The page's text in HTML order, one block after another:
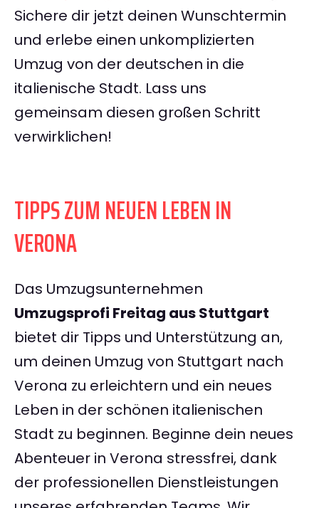
Sichere dir jetzt deinen Wunschtermin
und erlebe einen unkomplizierten
Umzug von der deutschen in die
italienische Stadt. Lass uns
gemeinsam diesen großen Schritt
verwirklichen!
TIPPS ZUM NEUEN LEBEN IN
VERONA
Das Umzugsunternehmen
Umzugsprofi Freitag aus Stuttgart
bietet dir Tipps und Unterstützung an,
um deinen Umzug von Stuttgart nach
Verona zu erleichtern und ein neues
Leben in der schönen italienischen
Stadt zu beginnen. Beginne dein neues
Abenteuer in Verona stressfrei, dank
der professionellen Dienstleistungen